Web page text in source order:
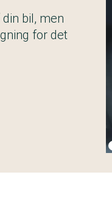
bil, men
for det